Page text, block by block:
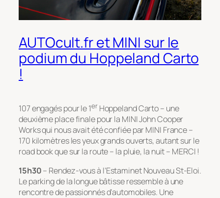
AUTOcult.fr et MINI sur le
podium du Hoppeland Carto
!
107 engagés pour le 1erHoppeland Carto – une
deuxième place finale pour la MINI John Cooper
Works qui nous avait été confiée par MINI France –
170 kilomètres les yeux grands ouverts, autant sur le
road book que sur la route – la pluie, la nuit – MERCI !
15h30– Rendez-vous à l’Estaminet Nouveau St-Eloi.
Le parking de la longue bâtisse ressemble à une
rencontre de passionnés d’automobiles. Une